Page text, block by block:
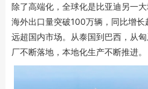
除了高端化，全球化是比亚迪另一
海外出口量突破100万辆，同比增长
远超国内市场。从泰国到巴西，从
厂不断落地，本地化生产不断推进。